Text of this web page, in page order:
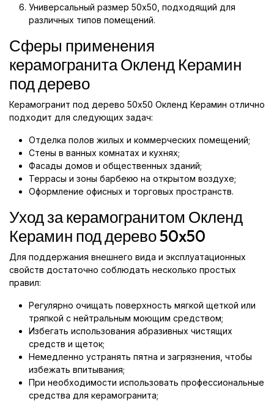
Универсальный размер 50x50, подходящий для
различных типов помещений.
Сферы применения
керамогранита Окленд Керамин
под дерево
Керамогранит под дерево 50x50 Окленд Керамин отлично
подходит для следующих задач:
Отделка полов жилых и коммерческих помещений;
Стены в ванных комнатах и кухнях;
Фасады домов и общественных зданий;
Террасы и зоны барбекю на открытом воздухе;
Оформление офисных и торговых пространств.
Уход за керамогранитом Окленд
Керамин под дерево 50x50
Для поддержания внешнего вида и эксплуатационных
свойств достаточно соблюдать несколько простых
правил:
Регулярно очищать поверхность мягкой щеткой или
тряпкой с нейтральным моющим средством;
Избегать использования абразивных чистящих
средств и щеток;
Немедленно устранять пятна и загрязнения, чтобы
избежать впитывания;
При необходимости использовать профессиональные
средства для керамогранита;